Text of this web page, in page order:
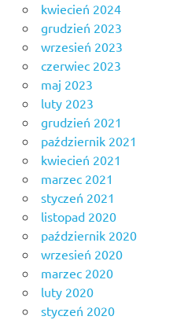
kwiecień 2024
grudzień 2023
wrzesień 2023
czerwiec 2023
maj 2023
luty 2023
grudzień 2021
październik 2021
kwiecień 2021
marzec 2021
styczeń 2021
listopad 2020
październik 2020
wrzesień 2020
marzec 2020
luty 2020
styczeń 2020